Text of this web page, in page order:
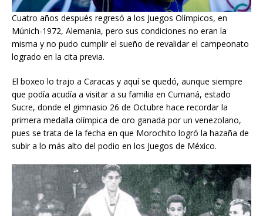
Cuatro años después regresó a los Juegos Olímpicos, en
Múnich-1972, Alemania, pero sus condiciones no eran la
misma y no pudo cumplir el sueño de revalidar el campeonato
logrado en la cita previa.
El boxeo lo trajo a Caracas y aquí se quedó, aunque siempre
que podía acudía a visitar a su familia en Cumaná, estado
Sucre, donde el gimnasio 26 de Octubre hace recordar la
primera medalla olímpica de oro ganada por un venezolano,
pues se trata de la fecha en que Morochito logró la hazaña de
subir a lo más alto del podio en los Juegos de México.